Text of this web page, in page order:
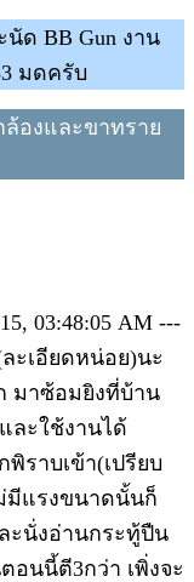
ด BB Gun งาน
มดครับ
องและขาทราย
03:48:05 AM ---
ะเอียดหน่อย)นะ
มาซ้อมยิงที่บ้าน
ละใช้งานได้
ราบเข้า(เปรียบ
มีแรงขนาดนั้นก็
ะนั่งอ่านกระทู้ปืน
นนี้ตี3กว่า เพิ่งจะ